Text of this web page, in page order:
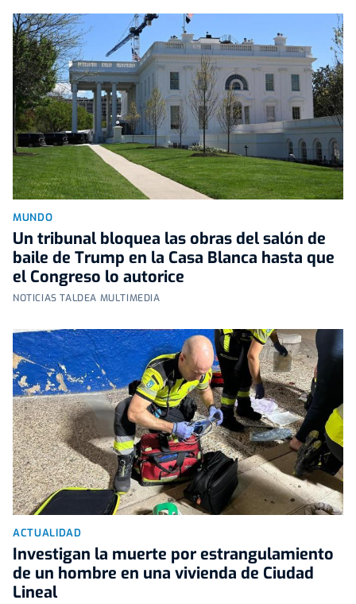
MUNDO
Un tribunal bloquea las obras del salón de
baile de Trump en la Casa Blanca hasta que
el Congreso lo autorice
NOTICIAS TALDEA MULTIMEDIA
ACTUALIDAD
Investigan la muerte por estrangulamiento
de un hombre en una vivienda de Ciudad
Lineal